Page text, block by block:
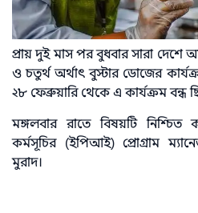
প্রায় দুই মাস পর বুধবার সারা
ও চতুর্থ অর্থাৎ বুস্টার ডোজের
২৮ ফেব্রুয়ারি থেকে এ কার্যক্রম বন্ধ
মঙ্গলবার রাতে বিষয়টি নিশ্চিত
কর্মসূচির (ইপিআই) প্রোগ্রাম
মুরাদ।